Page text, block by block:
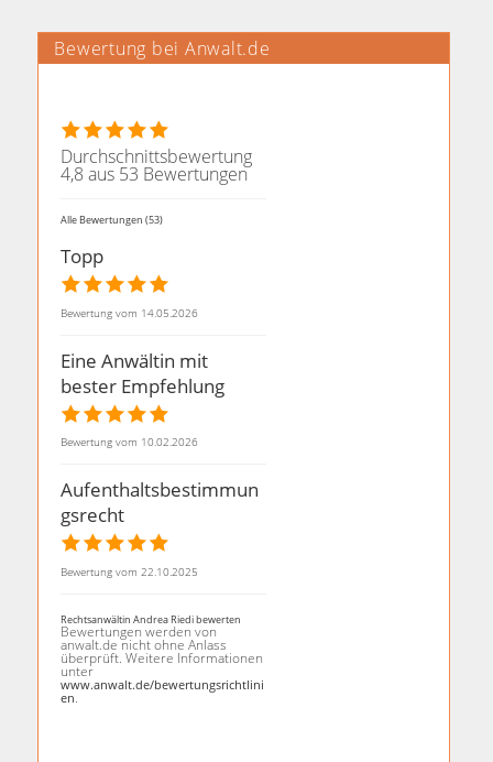
Bewertung bei Anwalt.de
Durchschnittsbewertung
4,8 aus 53 Bewertungen
Alle Bewertungen (53)
Topp
Bewertung vom 14.05.2026
Eine Anwältin mit
bester Empfehlung
Bewertung vom 10.02.2026
Aufenthaltsbestimmun
gsrecht
Bewertung vom 22.10.2025
Rechtsanwältin Andrea Riedi bewerten
Bewertungen werden von
anwalt.de nicht ohne Anlass
überprüft. Weitere Informationen
unter
www.anwalt.de/bewertungsrichtlini
en.